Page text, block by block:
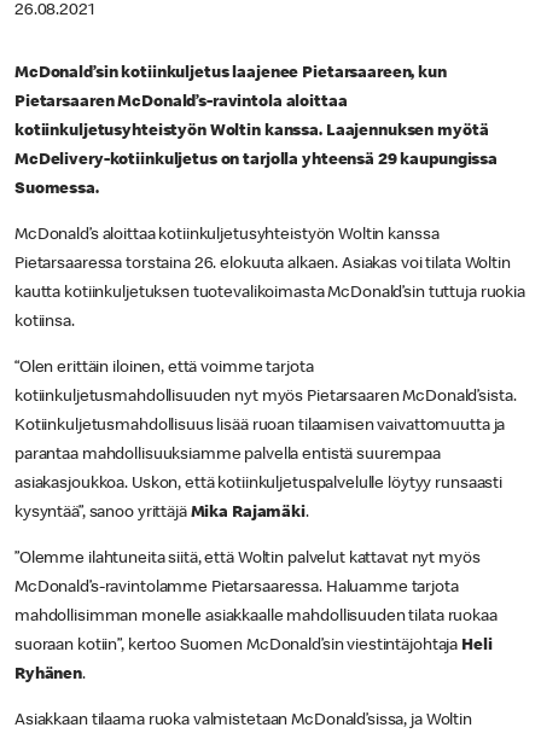
26.08.2021
McDonald’sin kotiinkuljetus laajenee Pietarsaareen, kun
Pietarsaaren McDonald’s-ravintola aloittaa
kotiinkuljetusyhteistyön Woltin kanssa. Laajennuksen myötä
McDelivery-kotiinkuljetus on tarjolla yhteensä 29 kaupungissa
Suomessa.
McDonald’s aloittaa kotiinkuljetusyhteistyön Woltin kanssa
Pietarsaaressa torstaina 26. elokuuta alkaen. Asiakas voi tilata Woltin
kautta kotiinkuljetuksen tuotevalikoimasta McDonald’sin tuttuja ruokia
kotiinsa.
“Olen erittäin iloinen, että voimme tarjota
kotiinkuljetusmahdollisuuden nyt myös Pietarsaaren McDonald’sista.
Kotiinkuljetusmahdollisuus lisää ruoan tilaamisen vaivattomuutta ja
parantaa mahdollisuuksiamme palvella entistä suurempaa
asiakasjoukkoa. Uskon, että kotiinkuljetuspalvelulle löytyy runsaasti
kysyntää”, sanoo yrittäjä Mika Rajamäki.
”Olemme ilahtuneita siitä, että Woltin palvelut kattavat nyt myös
McDonald’s-ravintolamme Pietarsaaressa. Haluamme tarjota
mahdollisimman monelle asiakkaalle mahdollisuuden tilata ruokaa
suoraan kotiin”, kertoo Suomen McDonald’sin viestintäjohtaja Heli
Ryhänen.
Asiakkaan tilaama ruoka valmistetaan McDonald’sissa, ja Woltin